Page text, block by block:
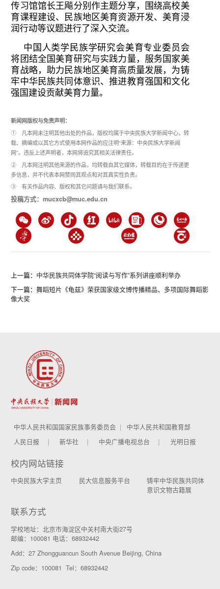
传习馆馆长王飚分别作主题分享，围绕高校美
育课程建设、民族地区美育资源开发、美育浸
润行动等议题进行了深入交流。
中国人类学民族学研究会美育专业委员会
将团结全国美育研究与实践力量，服务国家美
育战略，助力民族地区美育高质量发展，为铸
牢中华民族共同体意识、推进教育强国和文化
强国建设贡献美育力量。
新闻网版权与免责声明：
① 凡本网未注明其他出处的作品，版权均属于中央民族大学新闻中心，转
载、摘编或以其它方式使用本网作品的应注明“来源：中央民族大学新闻
网”。违反上述声明者，本网将追究其相关法律责任。
② 凡本网注明其他来源的作品，均转载自其它媒体，转载目的在于传递更
多信息，并不代表本网赞同其观点和对其真实性负责。
③ 有关作品内容、版权和其它问题请与我们联系。
投稿方式：mucxcb@muc.edu.cn
上一篇： 中华民族共同体学院“阅读与写作”系列讲座顺利举办
下一篇：舞蹈短片《龟兹》荣获国家级文博传播精品、多项国际舞蹈影
像大奖
中华人民共和国国家民族事务委员会
中华人民共和国教育部
人民日报
新华社 中央广播电视总台 光明日报
校内网站链接
中央民族大学主页 民大信息服务平台
铸牢中华民族共同体
意识文物古籍展
联系方式
学校地址：北京市海淀区中关村南大街27号
邮编：100081 电话：68932442
Add：27 Zhongguancun South Avenue Beijing, China
Zip code：100081 Tel：68932442